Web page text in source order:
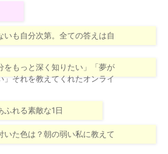
いも自分次第。全ての答えは自
をもっと深く知りたい」「夢が
」それを教えてくれたオンライ
ふれる素敵な1日
いた色は？朝の弱い私に教えて